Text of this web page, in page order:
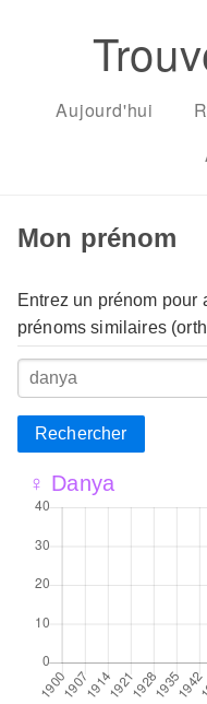
Aujourd'hui
Mon prénom
Entrez un prénom pour
prénoms similaires
Rechercher
♀ Danya